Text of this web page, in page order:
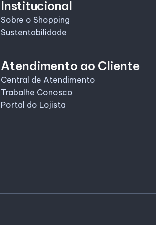
Institucional
Sobre o Shopping
Sustentabilidade
Atendimento ao Cliente
Central de Atendimento
Trabalhe Conosco
Portal do Lojista